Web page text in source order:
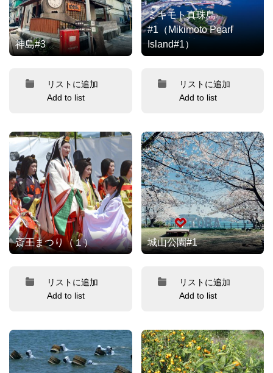
神島#3
リストに追加
Add to list
ミキモト真珠島
#1（Mikimoto Pearl
Island#1）
リストに追加
Add to list
斎王まつり（１）
リストに追加
Add to list
城山公園#1
リストに追加
Add to list